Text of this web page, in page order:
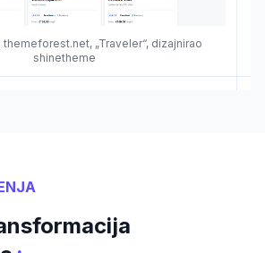
„Traveler“, dizajnirao
shinetheme